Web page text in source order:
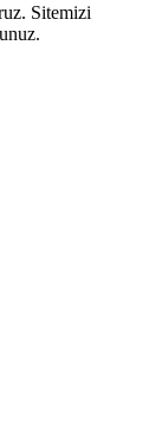
Sitemizi